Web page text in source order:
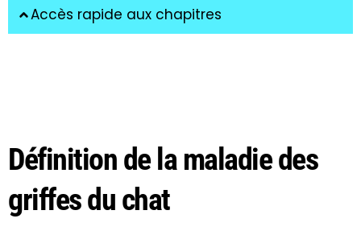
Accès rapide aux chapitres
Définition de la maladie des
griffes du chat